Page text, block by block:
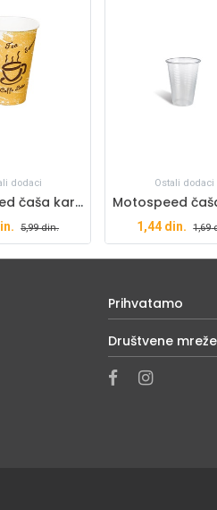
dodaci
Motospeed čaša kartonska 330ml
5,99din.
Ostali dodaci
1,44 din. 1,69
Prihvatamo
Društvene mreže